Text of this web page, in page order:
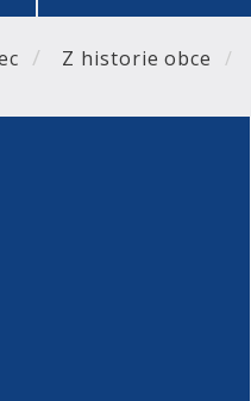
Z historie obce